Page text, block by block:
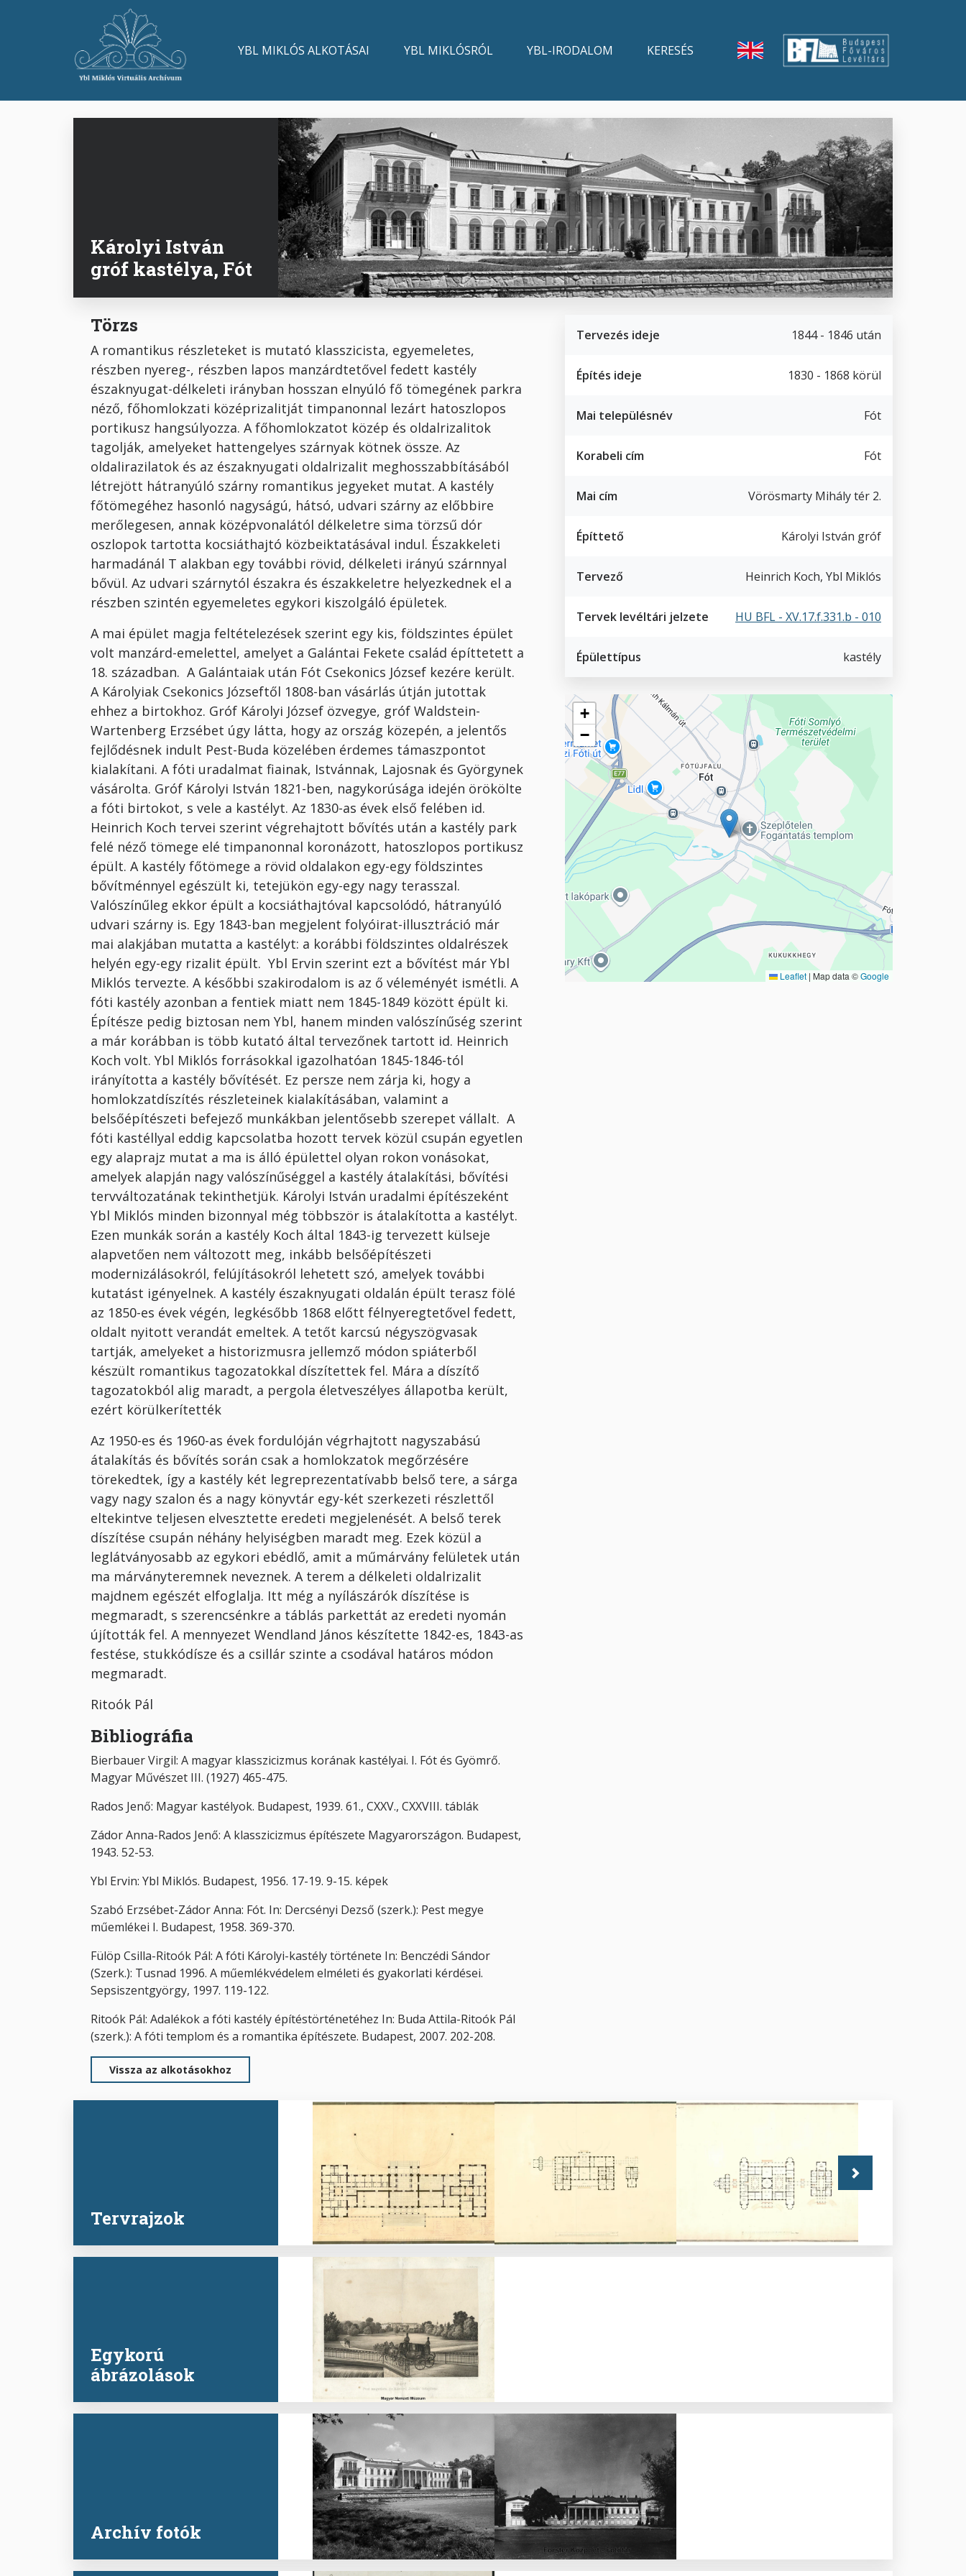
MainYBL MIKLÓS ALKOTÁSAI YBL MIKLÓSRÓL YBL-IRODALOM KERESÉS
Károlyi István
gróf kastélya, Fót
Törzs
A romantikus részleteket is mutató klasszicista, egyemeletes,
részben nyereg-, részben lapos manzárdtetővel fedett kastély
északnyugat-délkeleti irányban hosszan elnyúló fő tömegének parkra
néző, főhomlokzati középrizalitját timpanonnal lezárt hatoszlopos
portikusz hangsúlyozza. A főhomlokzatot közép és oldalrizalitok
tagolják, amelyeket hattengelyes szárnyak kötnek össze. Az
oldalirazilatok és az északnyugati oldalrizalit meghosszabbításából
létrejött hátranyúló szárny romantikus jegyeket mutat. A kastély
főtömegéhez hasonló nagyságú, hátsó, udvari szárny az előbbire
merőlegesen, annak középvonalától délkeletre sima törzsű dór
oszlopok tartotta kocsiáthajtó közbeiktatásával indul. Északkeleti
harmadánál T alakban egy további rövid, délkeleti irányú szárnnyal
bővül. Az udvari szárnytól északra és északkeletre helyezkednek el a
részben szintén egyemeletes egykori kiszolgáló épületek.
A mai épület magja feltételezések szerint egy kis, földszintes épület
volt manzárd-emelettel, amelyet a Galántai Fekete család építtetett a
18. században. A Galántaiak után Fót Csekonics József kezére került.
A Károlyiak Csekonics Józseftől 1808-ban vásárlás útján jutottak
ehhez a birtokhoz. Gróf Károlyi József özvegye, gróf Waldstein-
Wartenberg Erzsébet úgy látta, hogy az ország közepén, a jelentős
fejlődésnek indult Pest-Buda közelében érdemes támaszpontot
kialakítani. A fóti uradalmat fiainak, Istvánnak, Lajosnak és Györgynek
vásárolta. Gróf Károlyi István 1821-ben, nagykorúsága idején örökölte
a fóti birtokot, s vele a kastélyt. Az 1830-as évek első felében id.
Heinrich Koch tervei szerint végrehajtott bővítés után a kastély park
felé néző tömege elé timpanonnal koronázott, hatoszlopos portikusz
épült. A kastély főtömege a rövid oldalakon egy-egy földszintes
bővítménnyel egészült ki, tetejükön egy-egy nagy terasszal.
Valószínűleg ekkor épült a kocsiáthajtóval kapcsolódó, hátranyúló
udvari szárny is. Egy 1843-ban megjelent folyóirat-illusztráció már
mai alakjában mutatta a kastélyt: a korábbi földszintes oldalrészek
helyén egy-egy rizalit épült. Ybl Ervin szerint ezt a bővítést már Ybl
Miklós tervezte. A későbbi szakirodalom is az ő véleményét ismétli. A
fóti kastély azonban a fentiek miatt nem 1845-1849 között épült ki.
Építésze pedig biztosan nem Ybl, hanem minden valószínűség szerint
a már korábban is több kutató által tervezőnek tartott id. Heinrich
Koch volt. Ybl Miklós forrásokkal igazolhatóan 1845-1846-tól
irányította a kastély bővítését. Ez persze nem zárja ki, hogy a
homlokzatdíszítés részleteinek kialakításában, valamint a
belsőépítészeti befejező munkákban jelentősebb szerepet vállalt. A
fóti kastéllyal eddig kapcsolatba hozott tervek közül csupán egyetlen
egy alaprajz mutat a ma is álló épülettel olyan rokon vonásokat,
amelyek alapján nagy valószínűséggel a kastély átalakítási, bővítési
tervváltozatának tekinthetjük. Károlyi István uradalmi építészeként
Ybl Miklós minden bizonnyal még többször is átalakította a kastélyt.
Ezen munkák során a kastély Koch által 1843-ig tervezett külseje
alapvetően nem változott meg, inkább belsőépítészeti
modernizálásokról, felújításokról lehetett szó, amelyek további
kutatást igényelnek. A kastély északnyugati oldalán épült terasz fölé
az 1850-es évek végén, legkésőbb 1868 előtt félnyeregtetővel fedett,
oldalt nyitott verandát emeltek. A tetőt karcsú négyszögvasak
tartják, amelyeket a historizmusra jellemző módon spiáterből
készült romantikus tagozatokkal díszítettek fel. Mára a díszítő
tagozatokból alig maradt, a pergola életveszélyes állapotba került,
ezért körülkerítették
Az 1950-es és 1960-as évek fordulóján végrhajtott nagyszabású
átalakítás és bővítés során csak a homlokzatok megőrzésére
törekedtek, így a kastély két legreprezentatívabb belső tere, a sárga
vagy nagy szalon és a nagy könyvtár egy-két szerkezeti részlettől
eltekintve teljesen elvesztette eredeti megjelenését. A belső terek
díszítése csupán néhány helyiségben maradt meg. Ezek közül a
leglátványosabb az egykori ebédlő, amit a műmárvány felületek után
ma márványteremnek neveznek. A terem a délkeleti oldalrizalit
majdnem egészét elfoglalja. Itt még a nyílászárók díszítése is
megmaradt, s szerencsénkre a táblás parkettát az eredeti nyomán
újították fel. A mennyezet Wendland János készítette 1842-es, 1843-as
festése, stukkódísze és a csillár szinte a csodával határos módon
megmaradt.
Ritoók Pál
Bibliográfia
Bierbauer Virgil: A magyar klasszicizmus korának kastélyai. I. Fót és Gyömrő.
Magyar Művészet III. (1927) 465-475.
Rados Jenő: Magyar kastélyok. Budapest, 1939. 61., CXXV., CXXVIII. táblák
Zádor Anna-Rados Jenő: A klasszicizmus építészete Magyarországon. Budapest,
1943. 52-53.
Ybl Ervin: Ybl Miklós. Budapest, 1956. 17-19. 9-15. képek
Szabó Erzsébet-Zádor Anna: Fót. In: Dercsényi Dezső (szerk.): Pest megye
műemlékei I. Budapest, 1958. 369-370.
Fülöp Csilla-Ritoók Pál: A fóti Károlyi-kastély története In: Benczédi Sándor
(Szerk.): Tusnad 1996. A műemlékvédelem elméleti és gyakorlati kérdései.
Sepsiszentgyörgy, 1997. 119-122.
Ritoók Pál: Adalékok a fóti kastély építéstörténetéhez In: Buda Attila-Ritoók Pál
(szerk.): A fóti templom és a romantika építészete. Budapest, 2007. 202-208.
Vissza az alkotásokhoz
Tervezés ideje 1844 - 1846 után
Építés ideje 1830 - 1868 körül
Mai településnév Fót
Korabeli cím Fót
Mai cím Vörösmarty Mihály tér 2.
Építtető Károlyi István gróf
Tervező Heinrich Koch, Ybl Miklós
Tervek levéltári jelzete HU BFL - XV.17.f.331.b - 010
Épülettípus kastély
Geofield
+
−
Leaflet | Map data ©Google
Tervrajzok
Földszinti alaprajz,
változat
Földszinti alaprajz,
Következő
Egykorú
ábrázolások
Kastély látképe
előtérben a parkkal
Archív fotók Összkép Főhomlokzat